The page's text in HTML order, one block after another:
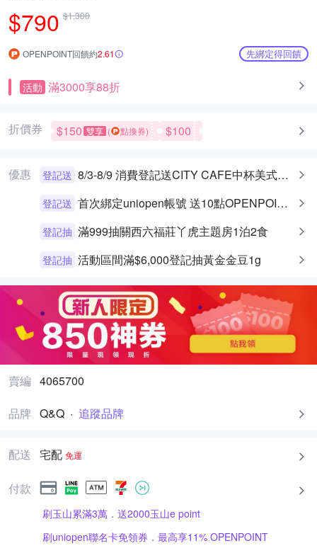
$790 $1,300
OPENPOINT回饋約2.61 先綁定得回饋
活動 滿3000享88折
折價券 $150 雙享 ( 點換券) $100
優惠 登記送 8/3-8/9 消費登記送CITY CAFE中杯美式乙杯
登記送 首次綁定uniopen帳號 送10點OPENPOINT+統一布丁一個
登記抽 滿999抽關西六福莊丫虎主題房1泊2食
登記抽 活動區間滿$6,000登記抽黃金金豆1g
賣編 4065700
品牌 Q&Q · 追蹤品牌
配送 宅配 免運
付款
刷玉山累滿3萬．送2000玉山e point
刷uniopen聯名卡免領券．最高享11% OPENPOINT